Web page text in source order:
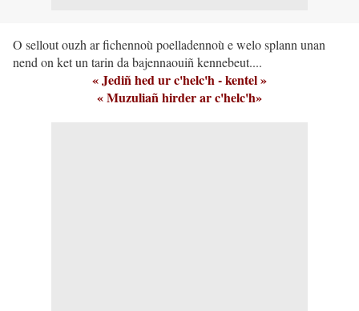
O sellout ouzh ar fichennoù poelladennoù e welo splann unan
nend on ket un tarin da bajennaouiñ kennebeut....
« Jediñ hed ur c'helc'h - kentel »
« Muzuliañ hirder ar c'helc'h»